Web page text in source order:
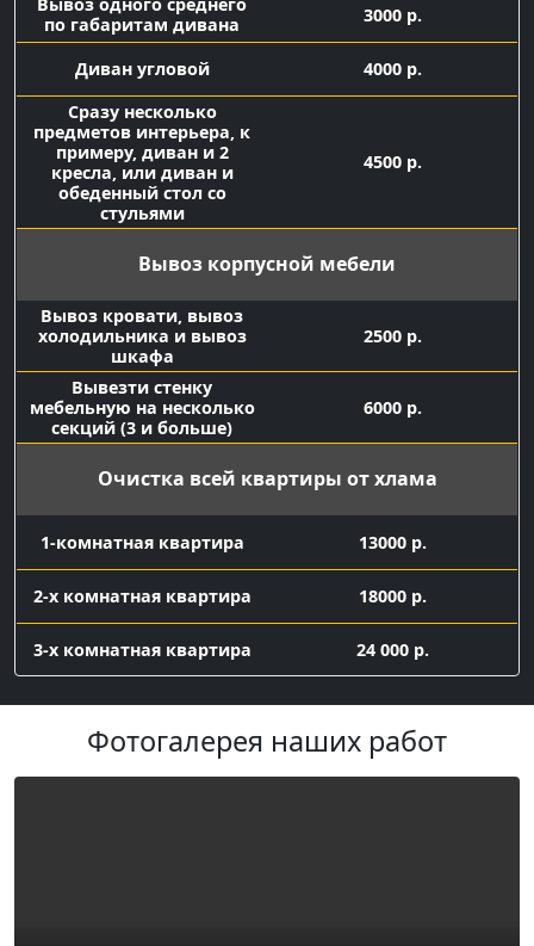
по габаритам дивана
3000 р.
Диван угловой
4000 р.
Сразу несколько
предметов интерьера, к
примеру, диван и 2
кресла, или диван и
обеденный стол со
стульями
4500 р.
Вывоз корпусной мебели
Вывоз кровати, вывоз
холодильника и вывоз
шкафа
2500 р.
Вывезти стенку
мебельную на несколько
секций (3 и больше)
6000 р.
Очистка всей квартиры от хлама
1-комнатная квартира 13000 р.
2-х комнатная квартира 18000 р.
3-х комнатная квартира 24 000 р.
Вывоз мелкого хлама
контейнер 8 куб с
16 000 р.
Фотогалерея наших работ